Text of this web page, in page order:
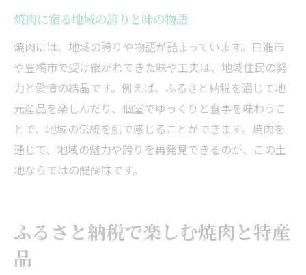
焼肉に宿る地域の誇りと味の物語
焼肉には、地域の誇りや物語が詰まっています。日進市
や豊橋市で受け継がれてきた味や工夫は、地域住民の努
力と愛情の結晶です。例えば、ふるさと納税を通じて地
元産品を楽しんだり、個室でゆっくりと食事を味わうこ
とで、地域の伝統を肌で感じることができます。焼肉を
通じて、地域の魅力や誇りを再発見できるのが、この土
地ならではの醍醐味です。
ふるさと納税で楽しむ焼肉と特産
品